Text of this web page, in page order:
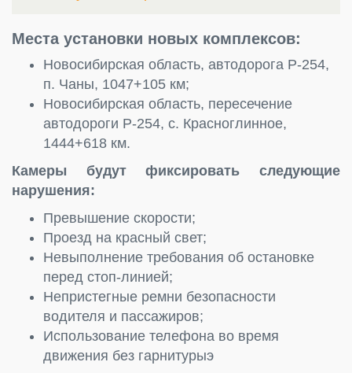
Места установки новых комплексов:
Новосибирская область, автодорога Р-254,
п. Чаны, 1047+105 км;
Новосибирская область, пересечение
автодороги Р-254, с. Красноглинное,
1444+618 км.
Камеры будут фиксировать следующие
нарушения:
Превышение скорости;
Проезд на красный свет;
Невыполнение требования об остановке
перед стоп-линией;
Непристегные ремни безопасности
водителя и пассажиров;
Использование телефона во время
движения без гарнитурыэ